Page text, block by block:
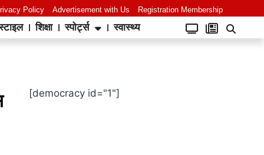
Policy Advertisement with Us Registration Membership
शिक्षा स्पोर्ट्स स्वास्थ्य
[democracy id="1"]